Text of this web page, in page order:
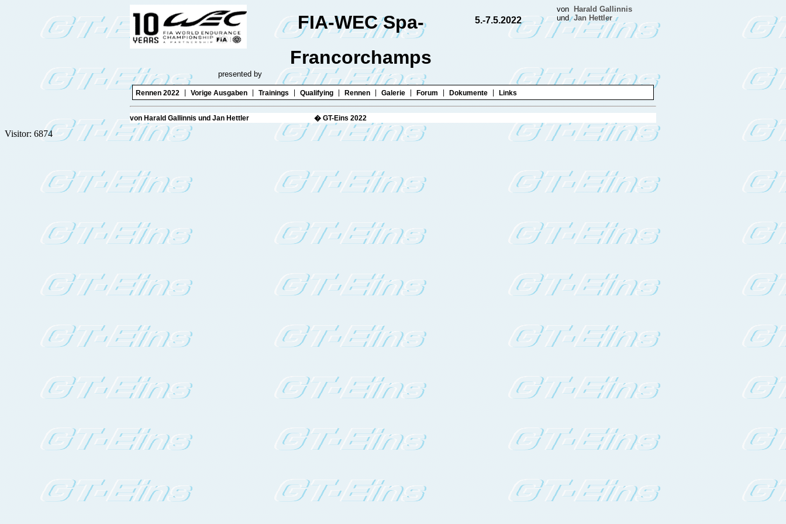
FIA-WEC Spa-
Francorchamps
5.-7.5.2022
von
Harald Gallinnis
und Jan Hettler
presented by
Rennen 2022 Vorige Ausgaben Trainings Qualifying Rennen Galerie Forum Dokumente Links
von Harald Gallinnis und Jan Hettler � GT-Eins 2022
Visitor: 6874